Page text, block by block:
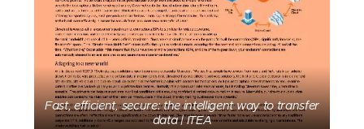
Fast, efficient, secure: the intelligent way to transfer
data | ITEA